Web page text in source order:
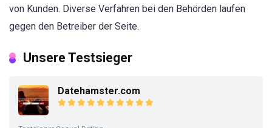
von Kunden. Diverse Verfahren bei den Behörden laufen
gegen den Betreiber der Seite.
Unsere Testsieger
Datehamster.com